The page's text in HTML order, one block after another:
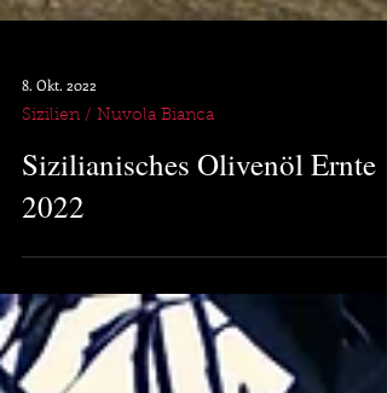
8. Okt. 2022
Sizilien / Nuvola Bianca
2022